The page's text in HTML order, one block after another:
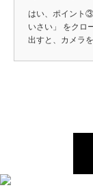
はい、ポイント
いさい」 をクロ
出すと、カメラ